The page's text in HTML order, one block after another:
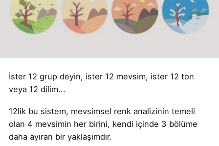
İster 12 grup deyin, ister 12 mevsim, ister 12 ton
veya 12 dilim...
12lik bu sistem, mevsimsel renk analizinin temeli
olan 4 mevsimin her birini, kendi içinde 3 bölüme
daha ayıran bir yaklaşımdır.